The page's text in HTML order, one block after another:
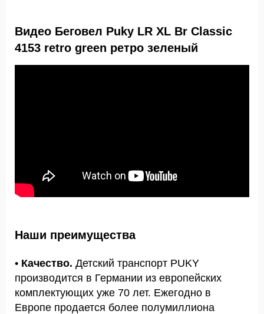
Видео Беговел Puky LR XL Br Classic
4153 retro green ретро зеленый
Наши преимущества
• Качество. Детский транспорт PUKY
производится в Германии из европейских
комплектующих уже 70 лет. Ежегодно в
Европе продается более полумиллиона